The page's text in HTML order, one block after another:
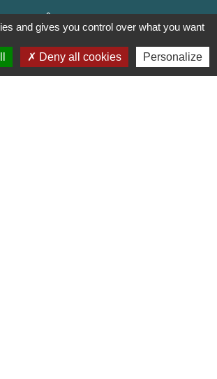
and gives you control over what you want
Deny all cookies Personalize